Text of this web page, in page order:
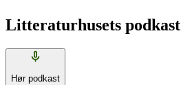
Litteraturhusets podkast
Hør podkast